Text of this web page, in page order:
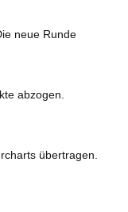
neue Runde
abzogen.
übertragen.